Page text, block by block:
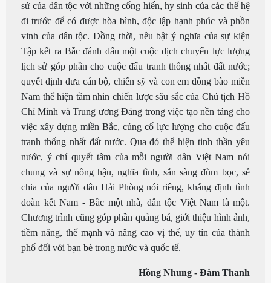
sử của dân tộc với những cống hiến, hy sinh của các thế hệ
đi trước để có được hòa bình, độc lập hạnh phúc và phồn
vinh của dân tộc. Đồng thời, nêu bật ý nghĩa của sự kiện
Tập kết ra Bắc đánh dấu một cuộc dịch chuyển lực lượng
lịch sử góp phần cho cuộc đấu tranh thống nhất đất nước;
quyết định đưa cán bộ, chiến sỹ và con em đồng bào miền
Nam thể hiện tầm nhìn chiến lược sâu sắc của Chủ tịch Hồ
Chí Minh và Trung ương Đảng trong việc tạo nền tảng cho
việc xây dựng miền Bắc, củng cố lực lượng cho cuộc đấu
tranh thống nhất đất nước. Qua đó thể hiện tinh thần yêu
nước, ý chí quyết tâm của mỗi người dân Việt Nam nói
chung và sự nồng hậu, nghĩa tình, sẵn sàng đùm bọc, sẻ
chia của người dân Hải Phòng nói riêng, khẳng định tình
đoàn kết Nam - Bắc một nhà, dân tộc Việt Nam là một.
Chương trình cũng góp phần quảng bá, giới thiệu hình ảnh,
tiềm năng, thế mạnh và nâng cao vị thế, uy tín của thành
phố đối với bạn bè trong nước và quốc tế.
Hồng Nhung - Đàm Thanh